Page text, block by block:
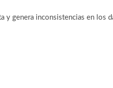
y genera inconsistencias en los